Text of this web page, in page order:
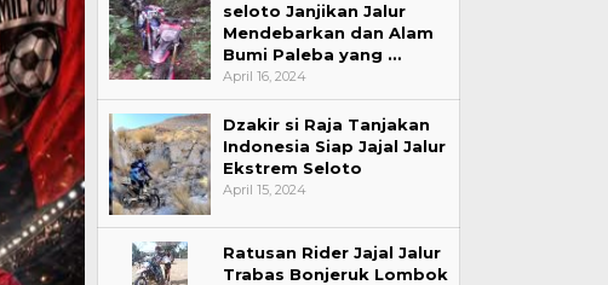
seloto Janjikan Jalur
Mendebarkan dan Alam
Bumi Paleba yang …
April 16, 2024
Dzakir si Raja Tanjakan
Indonesia Siap Jajal Jalur
Ekstrem Seloto
April 15, 2024
Ratusan Rider Jajal Jalur
Trabas Bonjeruk Lombok